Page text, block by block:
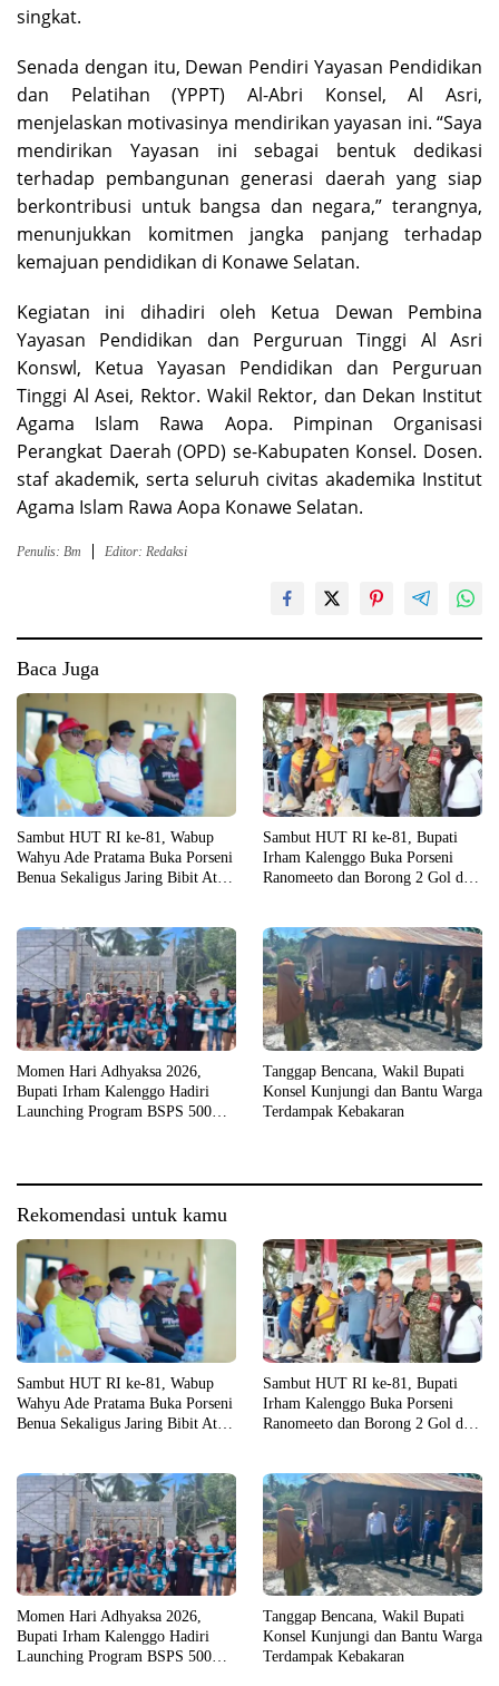
singkat.
Senada dengan itu, Dewan Pendiri Yayasan Pendidikan
dan Pelatihan (YPPT) Al-Abri Konsel, Al Asri,
menjelaskan motivasinya mendirikan yayasan ini. “Saya
mendirikan Yayasan ini sebagai bentuk dedikasi
terhadap pembangunan generasi daerah yang siap
berkontribusi untuk bangsa dan negara,” terangnya,
menunjukkan komitmen jangka panjang terhadap
kemajuan pendidikan di Konawe Selatan.
Kegiatan ini dihadiri oleh Ketua Dewan Pembina
Yayasan Pendidikan dan Perguruan Tinggi Al Asri
Konswl, Ketua Yayasan Pendidikan dan Perguruan
Tinggi Al Asei, Rektor. Wakil Rektor, dan Dekan Institut
Agama Islam Rawa Aopa. Pimpinan Organisasi
Perangkat Daerah (OPD) se-Kabupaten Konsel. Dosen.
staf akademik, serta seluruh civitas akademika Institut
Agama Islam Rawa Aopa Konawe Selatan.
Penulis: Bm Editor: Redaksi
Baca Juga
Sambut HUT RI ke-81, Wabup
Wahyu Ade Pratama Buka Porseni
Benua Sekaligus Jaring Bibit Atlet
Sambut HUT RI ke-81, Bupati
Irham Kalenggo Buka Porseni
Ranomeeto dan Borong 2 Gol di
Momen Hari Adhyaksa 2026,
Bupati Irham Kalenggo Hadiri
Launching Program BSPS 500
Tanggap Bencana, Wakil Bupati
Konsel Kunjungi dan Bantu Warga
Terdampak Kebakaran
Rekomendasi untuk kamu
Sambut HUT RI ke-81, Wabup
Wahyu Ade Pratama Buka Porseni
Benua Sekaligus Jaring Bibit Atlet
Sambut HUT RI ke-81, Bupati
Irham Kalenggo Buka Porseni
Ranomeeto dan Borong 2 Gol di
Momen Hari Adhyaksa 2026,
Bupati Irham Kalenggo Hadiri
Launching Program BSPS 500
Tanggap Bencana, Wakil Bupati
Konsel Kunjungi dan Bantu Warga
Terdampak Kebakaran